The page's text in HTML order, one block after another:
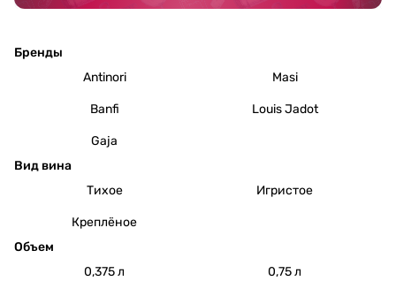
Бренды
Antinori
Masi
Banfi Louis Jadot
Gaja
Вид вина
Тихое
Игристое
Креплёное
Объем
0,375 л
0,75 л